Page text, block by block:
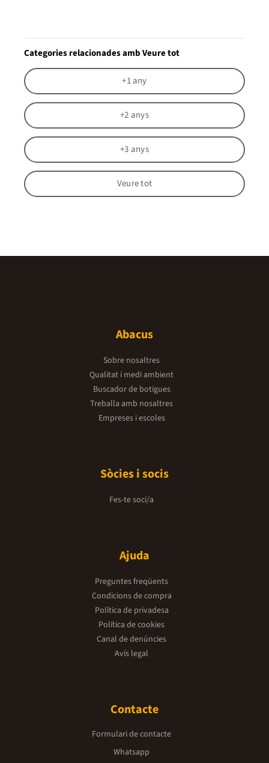
Categories relacionades amb Veure tot
+1 any
+2 anys
+3 anys
Veure tot
Abacus
Sobre nosaltres
Qualitat i medi ambient
Buscador de botigues
Treballa amb nosaltres
Empreses i escoles
Sòcies i socis
Fes-te soci/a
Ajuda
Preguntes freqüents
Condicions de compra
Política de privadesa
Política de cookies
Canal de denúncies
Avís legal
Contacte
Formulari de contacte
Whatsapp